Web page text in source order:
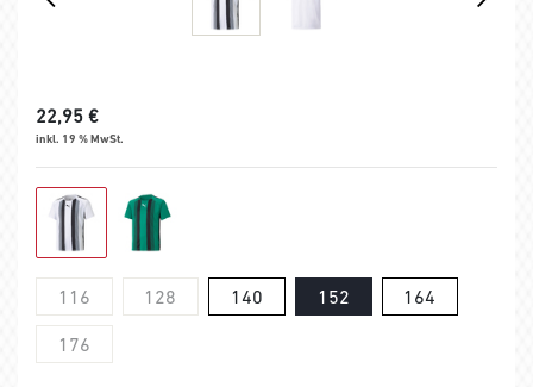
22,95 €
inkl. 19 % MwSt.
116 128 140 152 164
176